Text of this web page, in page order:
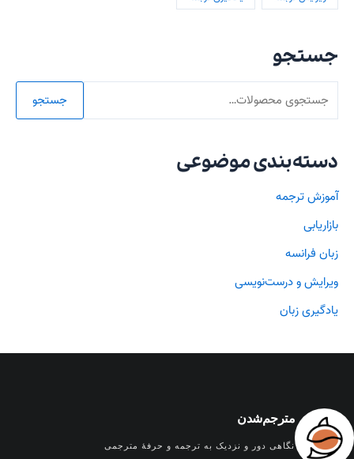
جستجو
ر
ی
:
جستجو
دسته‌‌بندی موضوعی
آموزش ترجمه
بازاریابی
زبان فرانسه
ویرایش و درست‌نویسی
یادگیری زبان
مترجم‌شدن
نگاهی دور و نزدیک به ترجمه و حرفه‌ٔ مترجمی